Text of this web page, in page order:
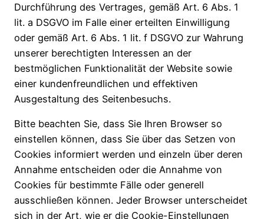
Durchführung des Vertrages, gemäß Art. 6 Abs. 1
lit. a DSGVO im Falle einer erteilten Einwilligung
oder gemäß Art. 6 Abs. 1 lit. f DSGVO zur Wahrung
unserer berechtigten Interessen an der
bestmöglichen Funktionalität der Website sowie
einer kundenfreundlichen und effektiven
Ausgestaltung des Seitenbesuchs.
Bitte beachten Sie, dass Sie Ihren Browser so
einstellen können, dass Sie über das Setzen von
Cookies informiert werden und einzeln über deren
Annahme entscheiden oder die Annahme von
Cookies für bestimmte Fälle oder generell
ausschließen können. Jeder Browser unterscheidet
sich in der Art, wie er die Cookie-Einstellungen